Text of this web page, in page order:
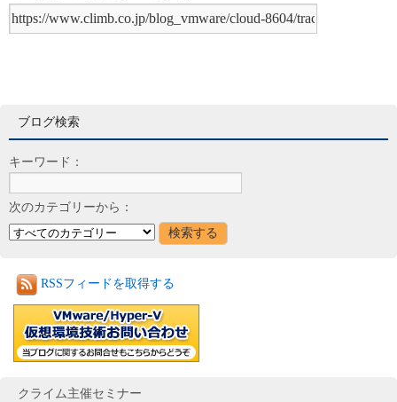
ブログ検索
キーワード：
次のカテゴリーから：
RSSフィードを取得する
クライム主催セミナー